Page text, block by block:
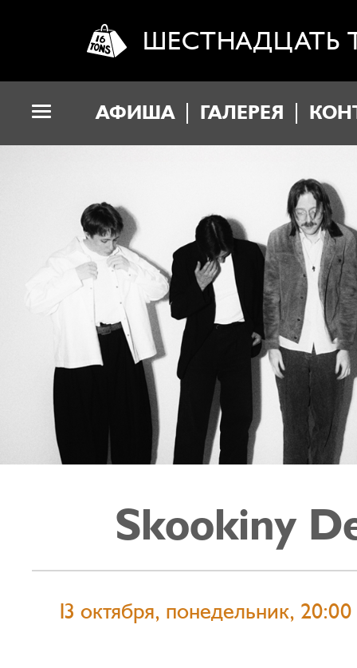
ШЕСТНАДЦАТЬ
АФИША ГАЛЕРЕЯ
Skookiny
13 октября, понедельник, 20:00